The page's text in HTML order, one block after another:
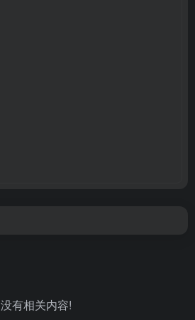
没有相关内容!